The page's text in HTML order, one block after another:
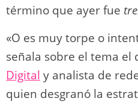
término que ayer fue
«O es muy torpe o
señala sobre el tema el
Digital y analista de
quien desgranó la